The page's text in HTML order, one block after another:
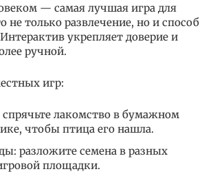
— самая лучшая игра для
не только развлечение, но и способ
укрепляет доверие и
ручной.
игр:
лакомство в бумажном
чтобы птица его нашла.
разложите семена в разных
площадки.